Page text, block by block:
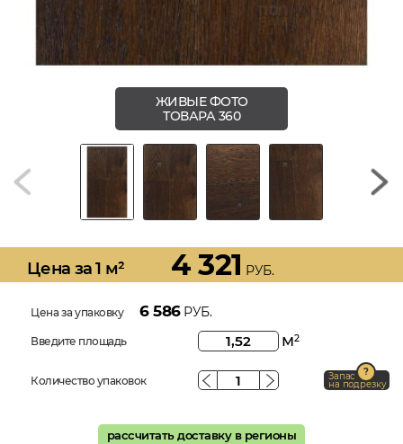
ЖИВЫЕ ФОТО
ТОВАРА 360
Цена за 1 м² 4 321 РУБ.
Цена за упаковку 6 586РУБ.
Введите площадь м2
Количество упаковок Запас
на подрезку
рассчитать доставку в регионы